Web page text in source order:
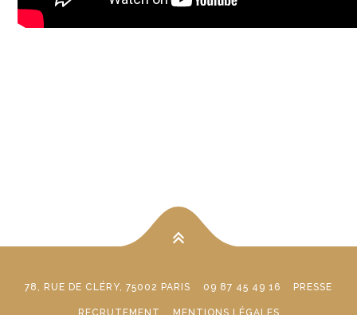
78, RUE DE CLÉRY, 75002 PARIS 09 87 45 49 16 PRESSE
RECRUTEMENT MENTIONS LÉGALES